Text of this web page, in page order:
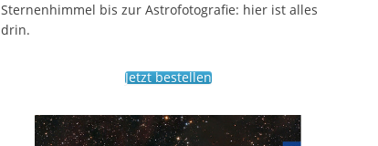
Sternenhimmel bis zur Astrofotografie: hier ist alles
drin.
Jetzt bestellen